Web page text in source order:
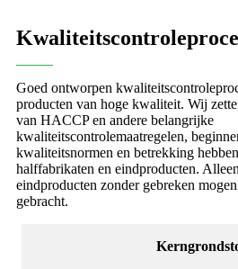
Goed ontworpen
producten van hoge kwaliteit. Wij
van HACCP en andere belangrijke
kwaliteitscontrolemaatregelen,
kwaliteitsnormen en betrekking
halffabrikaten en eindproducten.
eindproducten zonder gebreken
gebracht.